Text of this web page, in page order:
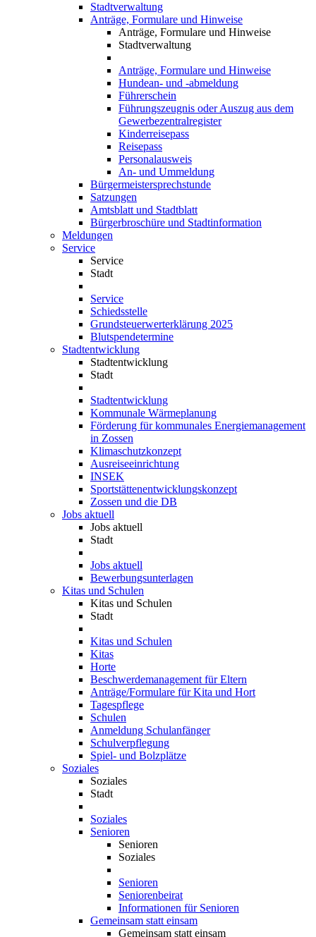
Stadtverwaltung
Anträge, Formulare und Hinweise
Anträge, Formulare und Hinweise
Stadtverwaltung
Anträge, Formulare und Hinweise
Hundean- und -abmeldung
Führerschein
Führungszeugnis oder Auszug aus dem
Gewerbezentralregister
Kinderreisepass
Reisepass
Personalausweis
An- und Ummeldung
Bürgermeistersprechstunde
Satzungen
Amtsblatt und Stadtblatt
Bürgerbroschüre und Stadtinformation
Meldungen
Service
Service
Stadt
Service
Schiedsstelle
Grundsteuerwerterklärung 2025
Blutspendetermine
Stadtentwicklung
Stadtentwicklung
Stadt
Stadtentwicklung
Kommunale Wärmeplanung
Förderung für kommunales Energiemanagement
in Zossen
Klimaschutzkonzept
Ausreiseeinrichtung
INSEK
Sportstättenentwicklungskonzept
Zossen und die DB
Jobs aktuell
Jobs aktuell
Stadt
Jobs aktuell
Bewerbungsunterlagen
Kitas und Schulen
Kitas und Schulen
Stadt
Kitas und Schulen
Kitas
Horte
Beschwerdemanagement für Eltern
Anträge/Formulare für Kita und Hort
Tagespflege
Schulen
Anmeldung Schulanfänger
Schulverpflegung
Spiel- und Bolzplätze
Soziales
Soziales
Stadt
Soziales
Senioren
Senioren
Soziales
Senioren
Seniorenbeirat
Informationen für Senioren
Gemeinsam statt einsam
Gemeinsam statt einsam